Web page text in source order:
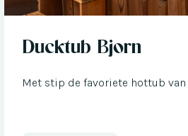
Ducktub Bjorn
Met stip de favoriete hottub van